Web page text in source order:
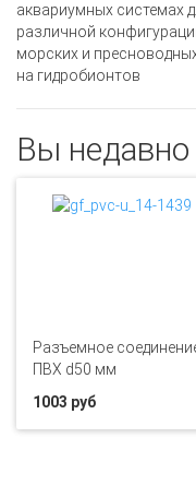
аквариумных системах
различной
морских и
на гидробионтов
Вы
Разъемное
ПВХ d50 мм
1003 руб